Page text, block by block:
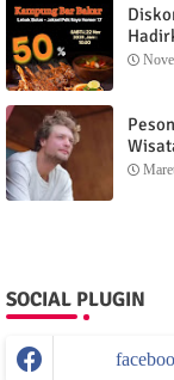
SOCIAL PLUGIN